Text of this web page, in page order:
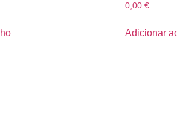
0,00 €
Adicionar